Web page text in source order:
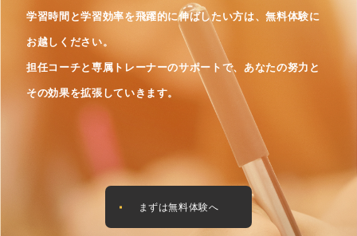
学習時間と学習効率を飛躍的に伸ばしたい方は、無料体験に
お越しください。
担任コーチと専属トレーナーのサポートで、あなたの努力と
その効果を拡張していきます。
まずは無料体験へ